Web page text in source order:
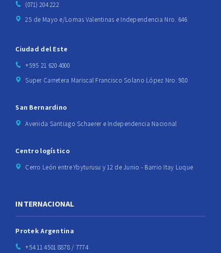
(071) 204 222
25 de Mayo e/Lomas Valentinas e Independencia Nro. 646
Ciudad del Este
+595 21 620 4000
Super Carretera Mariscal Francisco Solano López Nro. 980
San Bernardino
Avenida Santiago Schaerer e Independencia Nacional
Centro logístico
Cerro León entre Ybyturusu y 12 de Junio - Barrio Itay Luque
INTERNACIONAL
Protek Argentina
+54 11 4501 8878 / 7774